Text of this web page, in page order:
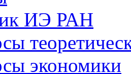
ИЭ РАН
экономики